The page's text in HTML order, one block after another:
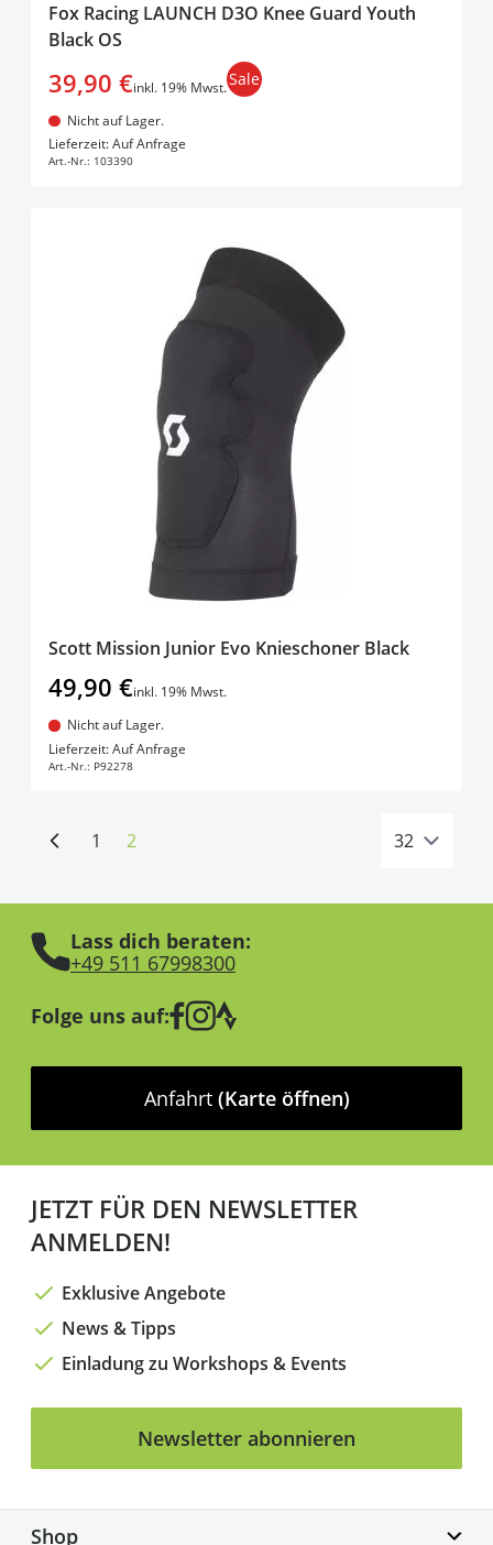
Fox Racing LAUNCH D3O Knee Guard Youth
Black OS
39,90 €inkl. 19% Mwst.Sale
Nicht auf Lager.
Lieferzeit: Auf Anfrage
Art.-Nr.: 103390
In den Warenkorb
Scott Mission Junior Evo Knieschoner Black
49,90 €inkl. 19% Mwst.
Nicht auf Lager.
Lieferzeit: Auf Anfrage
Art.-Nr.: P92278
In den Warenkorb
Seite
1 Sie lesen gerade Seite
2
Lass dich beraten:
+49 511 67998300
Folge uns auf:
Anfahrt (Karte öffnen)
JETZT FÜR DEN NEWSLETTER
ANMELDEN!
Exklusive Angebote
News & Tipps
Einladung zu Workshops & Events
Newsletter abonnieren
Shop